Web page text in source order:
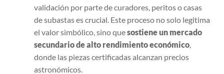
validación por parte de curadores, peritos o casas
de subastas es crucial. Este proceso no solo legitima
el valor simbólico, sino quesostiene un mercado
secundario de alto rendimiento económico,
donde las piezas certificadas alcanzan precios
astronómicos.